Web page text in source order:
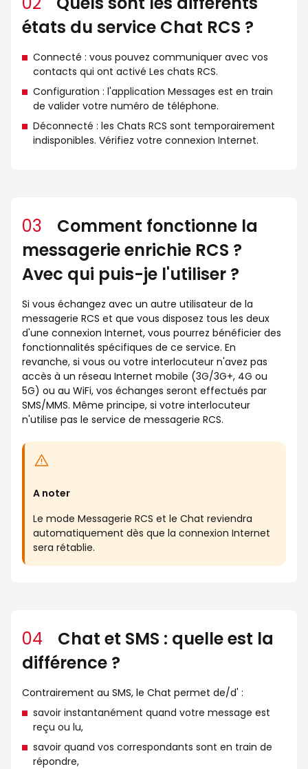
états du service Chat RCS ?
Connecté : vous pouvez communiquer avec vos
contacts qui ont activé Les chats RCS.
Configuration : l'application Messages est en train
de valider votre numéro de téléphone.
Déconnecté : les Chats RCS sont temporairement
indisponibles. Vérifiez votre connexion Internet.
03
Comment fonctionne la
messagerie enrichie RCS ?
Avec qui puis-je l'utiliser ?
Si vous échangez avec un autre utilisateur de la
messagerie RCS et que vous disposez tous les deux
d'une connexion Internet, vous pourrez bénéficier des
fonctionnalités spécifiques de ce service. En
revanche, si vous ou votre interlocuteur n'avez pas
accès à un réseau Internet mobile (3G/3G+, 4G ou
5G) ou au WiFi, vos échanges seront effectués par
SMS/MMS. Même principe, si votre interlocuteur
n'utilise pas le service de messagerie RCS.
A noter
Le mode Messagerie RCS et le Chat reviendra
automatiquement dès que la connexion Internet
sera rétablie.
04
Chat et SMS : quelle est la
différence ?
Contrairement au SMS, le Chat permet de/d' :
savoir instantanément quand votre message est
reçu ou lu,
savoir quand vos correspondants sont en train de
répondre,